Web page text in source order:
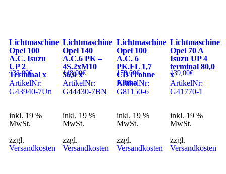
Lichtmaschine
Opel 100
A.C. Isuzu
UP 2
Terminal x
133,00€
ArtikelNr:
G43940-7Un
inkl. 19 %
MwSt.
zzgl.
Versandkosten
Lichtmaschine
Opel 140
A.C.6 PK –
4S.2xM10
56,0 x
148,00€
ArtikelNr:
G44430-7BN
inkl. 19 %
MwSt.
zzgl.
Versandkosten
Lichtmaschine
Opel 100
A.C. 6
PK.FL 1,7
CDTi ohne
Klima
178,00€
ArtikelNr:
G81150-6
inkl. 19 %
MwSt.
zzgl.
Versandkosten
Lichtmaschine
Opel 70 A
Isuzu UP 4
terminal 80,0
x
139,00€
ArtikelNr:
G41770-1
inkl. 19 %
MwSt.
zzgl.
Versandkosten